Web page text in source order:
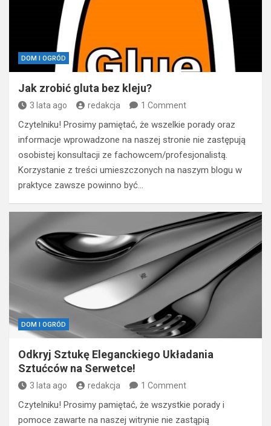
DOM I OGRÓD
Jak zrobić gluta bez kleju?
3 lata ago redakcja 1 Comment
Czytelniku! Prosimy pamiętać, że wszelkie porady oraz
informacje wprowadzone na naszej stronie nie zastępują
osobistej konsultacji ze fachowcem/profesjonalistą.
Korzystanie z treści umieszczonych na naszym blogu w
praktyce zawsze powinno być…
DOM I OGRÓD
Odkryj Sztukę Eleganckiego Układania
Sztućców na Serwetce!
3 lata ago redakcja 1 Comment
Czytelniku! Prosimy pamiętać, że wszystkie porady i
pomoce zawarte na naszej witrynie nie zastąpią